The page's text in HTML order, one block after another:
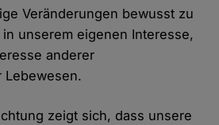
Veränderungen bewusst zu
unserem eigenen Interesse,
anderer
Lebewesen.
zeigt sich, dass unsere